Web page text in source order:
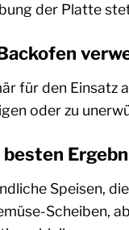
der Platte
für den
oder zu
Speisen,
Scheiben,